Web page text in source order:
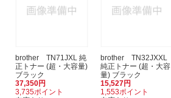
brother TN71JXL 純
正トナー (超・大容量)
ブラック
37,350円
3,735ポイント
brother TN32JXXL
純正トナー (超・大容
量) ブラック
15,527円
1,553ポイント